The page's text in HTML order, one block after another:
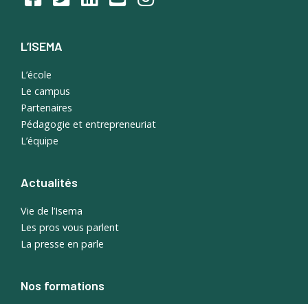
L’ISEMA
L’école
Le campus
Partenaires
Pédagogie et entrepreneuriat
L’équipe
Actualités
Vie de l’Isema
Les pros vous parlent
La presse en parle
Nos formations